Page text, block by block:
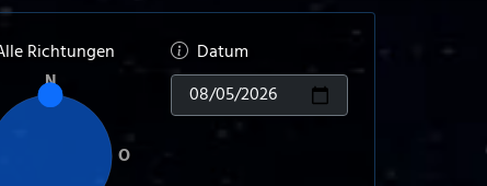
Richtungen
N
O
Datum